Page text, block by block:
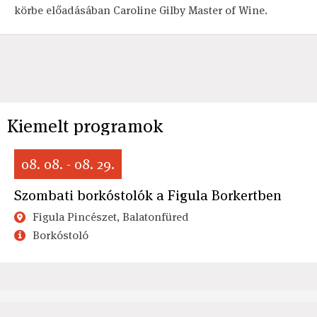
körbe előadásában Caroline Gilby Master of Wine.
Kiemelt programok
08. 08. - 08. 29.
Szombati borkóstolók a Figula Borkertben
Figula Pincészet, Balatonfüred
Borkóstoló